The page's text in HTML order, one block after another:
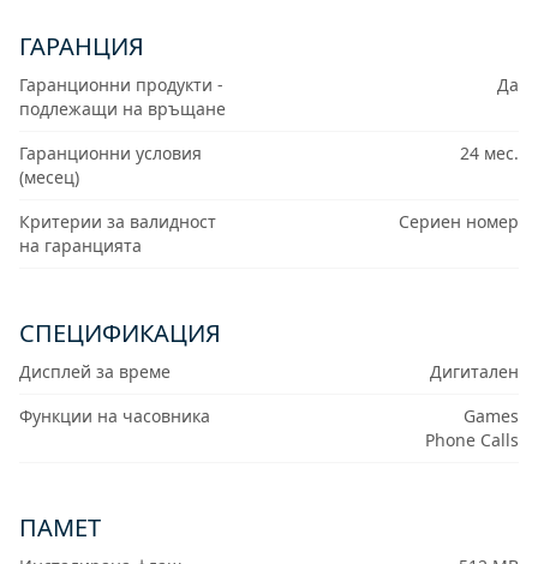
ГАРАНЦИЯ
Гаранционни продукти -
подлежащи на връщане
Да
Гаранционни условия
(месец)
24 мес.
Критерии за валидност
на гаранцията
Сериен номер
СПЕЦИФИКАЦИЯ
Дисплей за време
Дигитален
Функции на часовника
Games
Phone Calls
ПАМЕТ